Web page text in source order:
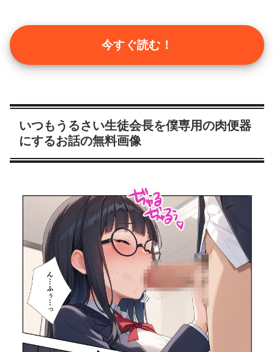
今すぐ読む！
いつもうるさい生徒会長を僕専用の肉便器
にするお話の無料画像